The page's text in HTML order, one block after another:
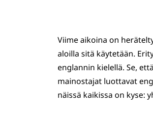
Viime aikoina on
aloilla sitä käytetään.
englannin kielellä. Se,
mainostajat luottavat
näissä kaikissa on kyse: